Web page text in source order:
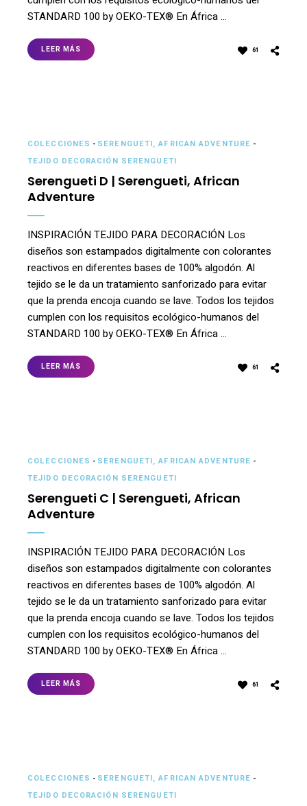
STANDARD 100 by OEKO-TEX® En África …
LEER MÁS 61
COLECCIONES - SERENGUETI, AFRICAN ADVENTURE -
TEJIDO DECORACIÓN SERENGUETI
Serengueti D | Serengueti, African
Adventure
INSPIRACIÓN TEJIDO PARA DECORACIÓN Los
diseños son estampados digitalmente con colorantes
reactivos en diferentes bases de 100% algodón. Al
tejido se le da un tratamiento sanforizado para evitar
que la prenda encoja cuando se lave. Todos los tejidos
cumplen con los requisitos ecológico-humanos del
STANDARD 100 by OEKO-TEX® En África …
LEER MÁS 61
COLECCIONES - SERENGUETI, AFRICAN ADVENTURE -
TEJIDO DECORACIÓN SERENGUETI
Serengueti C | Serengueti, African
Adventure
INSPIRACIÓN TEJIDO PARA DECORACIÓN Los
diseños son estampados digitalmente con colorantes
reactivos en diferentes bases de 100% algodón. Al
tejido se le da un tratamiento sanforizado para evitar
que la prenda encoja cuando se lave. Todos los tejidos
cumplen con los requisitos ecológico-humanos del
STANDARD 100 by OEKO-TEX® En África …
LEER MÁS 61
COLECCIONES - SERENGUETI, AFRICAN ADVENTURE -
TEJIDO DECORACIÓN SERENGUETI